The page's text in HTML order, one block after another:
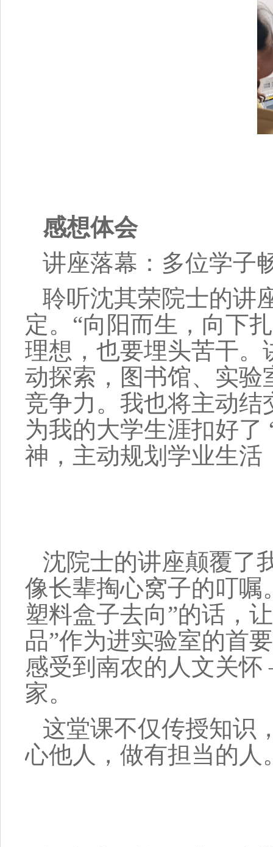
感想体会
讲座落幕： 多位学子
聆听沈其荣院士的讲
定。“向阳而生，向下
理想，也要埋头苦干
动探索，图书馆、实验
竞争力。我也将主动
为我的大学生涯扣好了
神，主动规划学业生
沈院士的讲座颠覆了
像长辈掏心窝子的叮嘱
塑料盒子去向”的话，
品”作为进实验室的首
感受到南农的人文关
家。
这堂课不仅传授知识
心他人，做有担当的